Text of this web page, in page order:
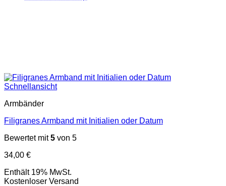
Schnellansicht
Armbänder
Filigranes Armband mit Initialien oder Datum
Bewertet mit5 von 5
34,00 €
Enthält 19% MwSt.
Kostenloser Versand